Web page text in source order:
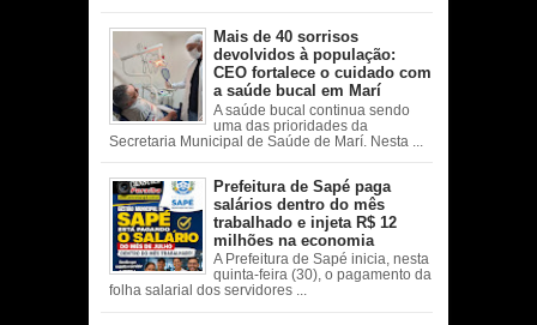
Mais de 40 sorrisos
devolvidos à população:
CEO fortalece o cuidado com
a saúde bucal em Marí
A saúde bucal continua sendo
uma das prioridades da
Secretaria Municipal de Saúde de Marí. Nesta ...
Prefeitura de Sapé paga
salários dentro do mês
trabalhado e injeta R$ 12
milhões na economia
A Prefeitura de Sapé inicia, nesta
quinta-feira (30), o pagamento da
folha salarial dos servidores ...